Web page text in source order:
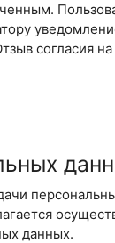
согласия
данных.